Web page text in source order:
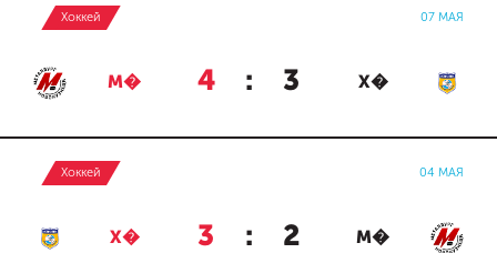
Хоккей 07 МАЯ
М� 4 : 3 Х�
Хоккей 04 МАЯ
Х� 3 : 2 М�